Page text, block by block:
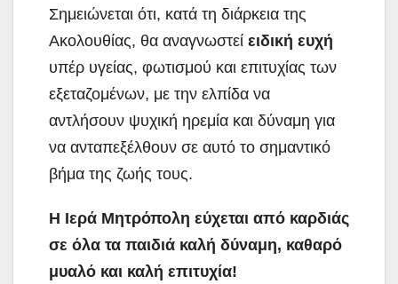
Σημειώνεται ότι, κατά τη διάρκεια της
Ακολουθίας, θα αναγνωστεί ειδική ευχή
υπέρ υγείας, φωτισμού και επιτυχίας των
εξεταζομένων, με την ελπίδα να
αντλήσουν ψυχική ηρεμία και δύναμη για
να ανταπεξέλθουν σε αυτό το σημαντικό
βήμα της ζωής τους.
Η Ιερά Μητρόπολη εύχεται από καρδιάς
σε όλα τα παιδιά καλή δύναμη, καθαρό
μυαλό και καλή επιτυχία!